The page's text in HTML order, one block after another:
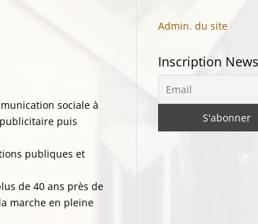
sociale à
puis
publiques et
de 40 ans près de
marche en pleine
Admin. du site
Inscription